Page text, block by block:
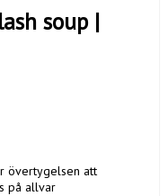
soup |
övertygelsen att
på allvar